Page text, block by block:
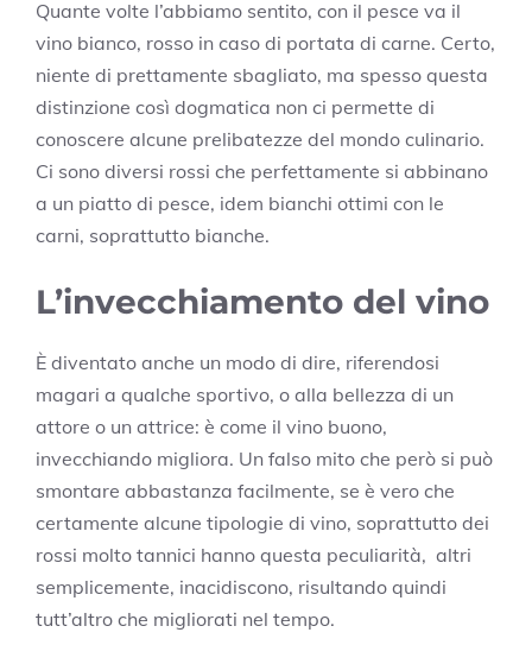
Quante volte l’abbiamo sentito, con il pesce va il
vino bianco, rosso in caso di portata di carne. Certo,
niente di prettamente sbagliato, ma spesso questa
distinzione così dogmatica non ci permette di
conoscere alcune prelibatezze del mondo culinario.
Ci sono diversi rossi che perfettamente si abbinano
a un piatto di pesce, idem bianchi ottimi con le
carni, soprattutto bianche.
L’invecchiamento del vino
È diventato anche un modo di dire, riferendosi
magari a qualche sportivo, o alla bellezza di un
attore o un attrice: è come il vino buono,
invecchiando migliora. Un falso mito che però si può
smontare abbastanza facilmente, se è vero che
certamente alcune tipologie di vino, soprattutto dei
rossi molto tannici hanno questa peculiarità, altri
semplicemente, inacidiscono, risultando quindi
tutt’altro che migliorati nel tempo.